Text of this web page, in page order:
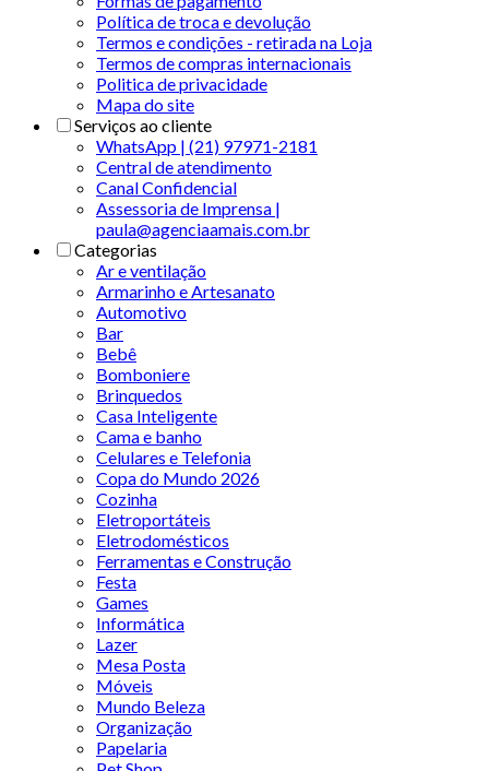
Política de troca e devolução
Termos e condições - retirada na Loja
Termos de compras internacionais
Politica de privacidade
Mapa do site
Serviços ao cliente
WhatsApp | (21) 97971-2181
Central de atendimento
Canal Confidencial
Assessoria de Imprensa |
paula@agenciaamais.com.br
Categorias
Ar e ventilação
Armarinho e Artesanato
Automotivo
Bar
Bebê
Bomboniere
Brinquedos
Casa Inteligente
Cama e banho
Celulares e Telefonia
Copa do Mundo 2026
Cozinha
Eletroportáteis
Eletrodomésticos
Ferramentas e Construção
Festa
Games
Informática
Lazer
Mesa Posta
Móveis
Mundo Beleza
Organização
Papelaria